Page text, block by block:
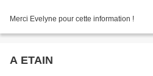
Merci Evelyne pour cette information !
A ETAIN